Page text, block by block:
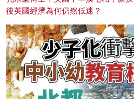
後英國經濟為何仍然低迷？